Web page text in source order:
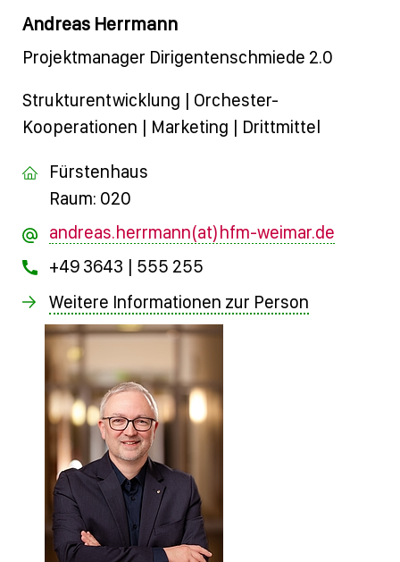
Andreas Herrmann
Projektmanager Dirigentenschmiede 2.0
Strukturentwicklung | Orchester-
Kooperationen | Marketing | Drittmittel
Fürstenhaus
Raum: 020
andreas.herrmann(at)hfm-weimar.de
+49 3643 | 555 255
Weitere Informationen zur Person